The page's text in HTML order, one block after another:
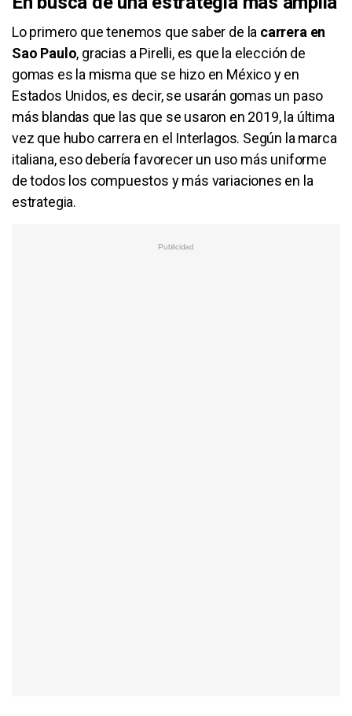
Lo primero que tenemos que saber de la carrera en
Sao Paulo, gracias a Pirelli, es que la elección de
gomas es la misma que se hizo en México y en
Estados Unidos, es decir, se usarán gomas un paso
más blandas que las que se usaron en 2019, la última
vez que hubo carrera en el Interlagos. Según la marca
italiana, eso debería favorecer un uso más uniforme
de todos los compuestos y más variaciones en la
estrategia.